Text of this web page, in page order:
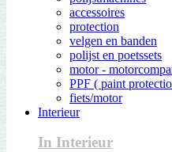
accessoires
protection
velgen en banden
polijst en poetssets
motor -
PPF ( paint
fiets/motor
Interieur
In Interieur